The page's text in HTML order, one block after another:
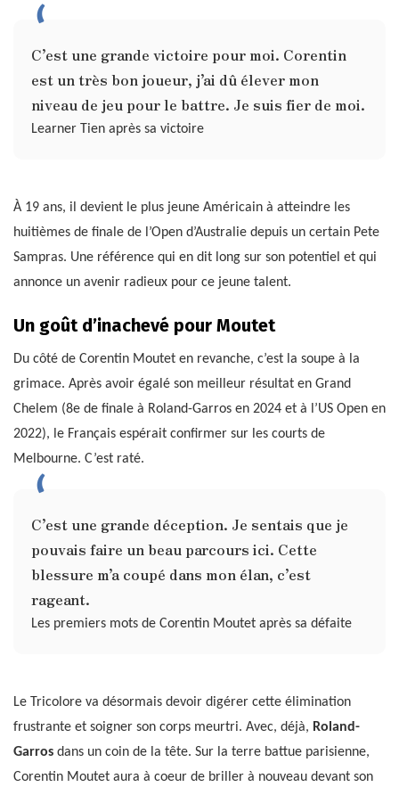
C’est une grande victoire pour moi. Corentin
est un très bon joueur, j’ai dû élever mon
niveau de jeu pour le battre. Je suis fier de moi.
Learner Tien après sa victoire
À 19 ans, il devient le plus jeune Américain à atteindre les
huitièmes de finale de l’Open d’Australie depuis un certain Pete
Sampras. Une référence qui en dit long sur son potentiel et qui
annonce un avenir radieux pour ce jeune talent.
Un goût d’inachevé pour Moutet
Du côté de Corentin Moutet en revanche, c’est la soupe à la
grimace. Après avoir égalé son meilleur résultat en Grand
Chelem (8e de finale à Roland-Garros en 2024 et à l’US Open en
2022), le Français espérait confirmer sur les courts de
Melbourne. C’est raté.
C’est une grande déception. Je sentais que je
pouvais faire un beau parcours ici. Cette
blessure m’a coupé dans mon élan, c’est
rageant.
Les premiers mots de Corentin Moutet après sa défaite
Le Tricolore va désormais devoir digérer cette élimination
frustrante et soigner son corps meurtri. Avec, déjà, Roland-
Garros dans un coin de la tête. Sur la terre battue parisienne,
Corentin Moutet aura à coeur de briller à nouveau devant son